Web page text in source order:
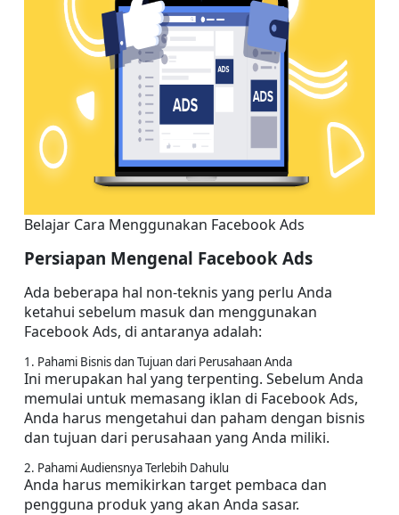
Belajar Cara Menggunakan Facebook Ads
Persiapan Mengenal Facebook Ads
Ada beberapa hal non-teknis yang perlu Anda
ketahui sebelum masuk dan menggunakan
Facebook Ads, di antaranya adalah:
1. Pahami Bisnis dan Tujuan dari Perusahaan Anda
Ini merupakan hal yang terpenting. Sebelum Anda
memulai untuk memasang iklan di Facebook Ads,
Anda harus mengetahui dan paham dengan bisnis
dan tujuan dari perusahaan yang Anda miliki.
2. Pahami Audiensnya Terlebih Dahulu
Anda harus memikirkan target pembaca dan
pengguna produk yang akan Anda sasar.